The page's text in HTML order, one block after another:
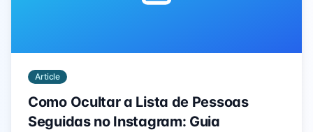
Article
Como Ocultar a Lista de Pessoas
Seguidas no Instagram: Guia